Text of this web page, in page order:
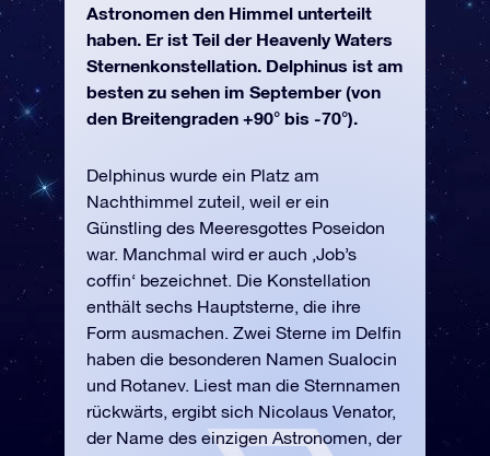
Astronomen den Himmel unterteilt
haben. Er ist Teil der Heavenly Waters
Sternenkonstellation. Delphinus ist am
besten zu sehen im September (von
den Breitengraden +90° bis -70°).
Delphinus wurde ein Platz am
Nachthimmel zuteil, weil er ein
Günstling des Meeresgottes Poseidon
war. Manchmal wird er auch ‚Job’s
coffin‘ bezeichnet. Die Konstellation
enthält sechs Hauptsterne, die ihre
Form ausmachen. Zwei Sterne im Delfin
haben die besonderen Namen Sualocin
und Rotanev. Liest man die Sternnamen
rückwärts, ergibt sich Nicolaus Venator,
der Name des einzigen Astronomen, der